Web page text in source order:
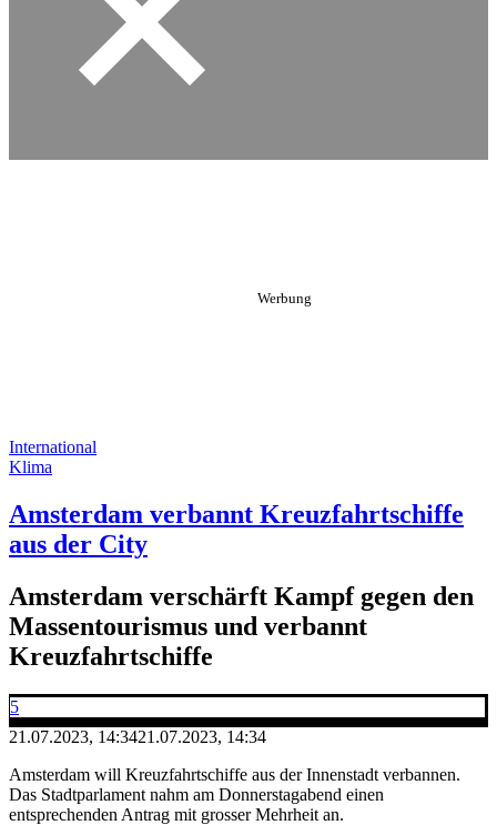
International
Klima
Amsterdam verbannt Kreuzfahrtschiffe
aus der City
Amsterdam verschärft Kampf gegen den
Massentourismus und verbannt
Kreuzfahrtschiffe
5
21.07.2023, 14:3421.07.2023, 14:34
Amsterdam will Kreuzfahrtschiffe aus der Innenstadt verbannen.
Das Stadtparlament nahm am Donnerstagabend einen
entsprechenden Antrag mit grosser Mehrheit an.